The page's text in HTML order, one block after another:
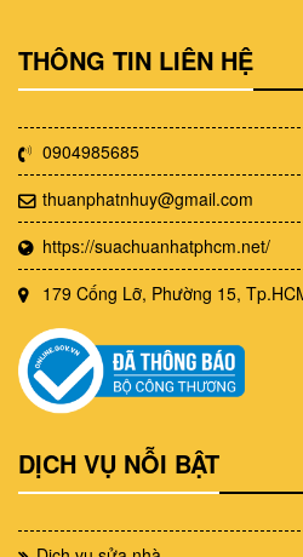
THÔNG TIN LIÊN HỆ
0904985685
thuanphatnhuy@gmail.com
https://suachuanhatphcm.net/
179 Cống Lỡ, Phường 15,
DỊCH VỤ NỖI BẬT